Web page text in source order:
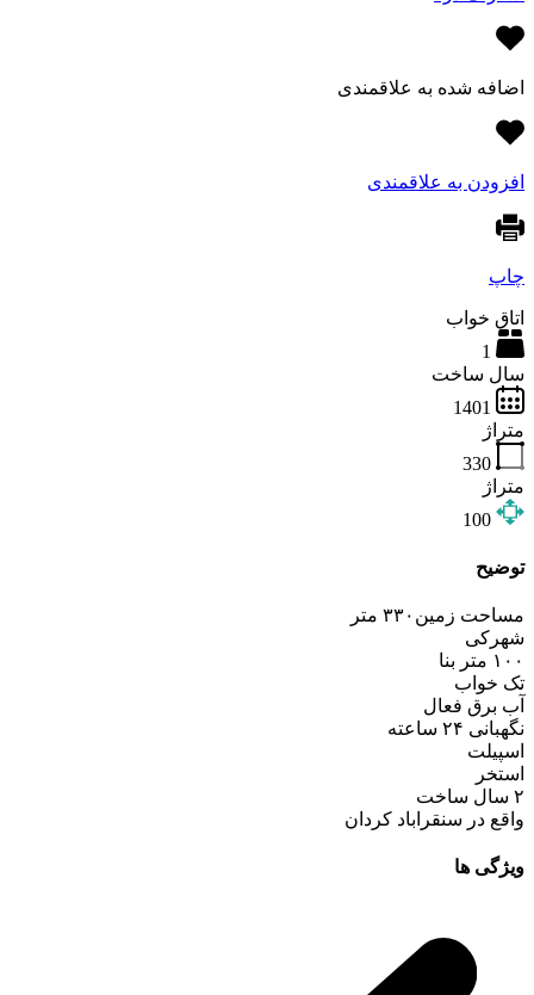
اضافه شده به علاقمندی
افزودن به علاقمندی
چاپ
اتاق خواب
1
سال ساخت
1401
متراژ
330
متراژ
100
توضیح
مساحت زمین۳۳۰ متر
شهرکی
۱۰۰ متر بنا
تک خواب
آب برق فعال
نگهبانی ۲۴ ساعته
اسپیلت
استخر
۲ سال ساخت
واقع در سنقراباد کردان
ویژگی ها